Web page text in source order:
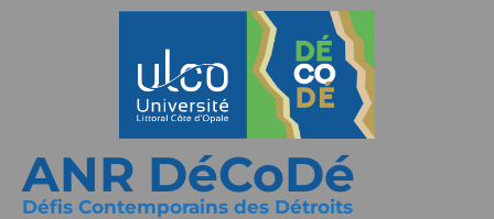
ANR DéCoDé
Défis Contemporains des Détroits